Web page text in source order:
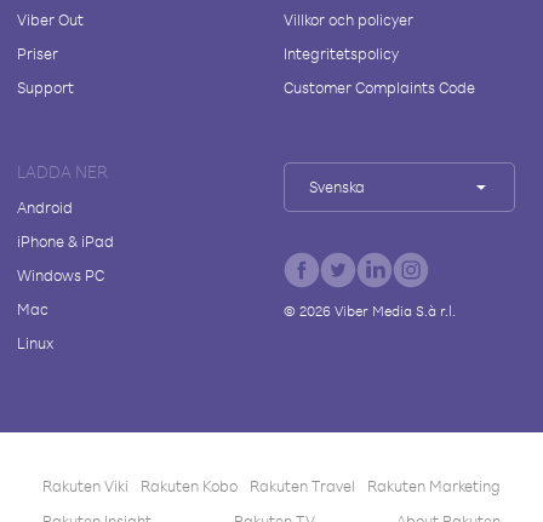
Viber Out
Priser
Support
Villkor och policyer
Integritetspolicy
Customer Complaints Code
LADDA NER
Android
iPhone & iPad
Windows PC
Mac
Linux
Svenska
© 2026Viber Media S.à r.l.
Rakuten Viki Rakuten Kobo Rakuten Travel
Rakuten Marketing